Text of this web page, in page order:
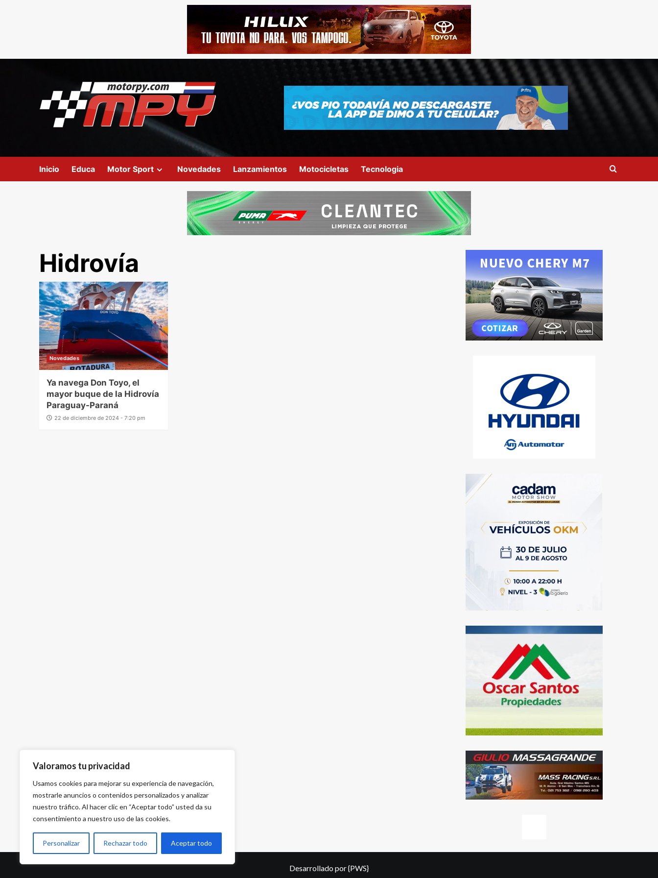
Valoramos tu privacidad
Usamos cookies para mejorar su experiencia de navegación,
mostrarle anuncios o contenidos personalizados y analizar
nuestro tráfico. Al hacer clic en “Aceptar todo” usted da su
consentimiento a nuestro uso de las cookies.
Personalizar Rechazar todo Aceptar todo
Inicio Educa Motor Sport Novedades Lanzamientos Motocicletas Tecnologia
Hidrovía
Novedades
Ya navega Don Toyo, el
mayor buque de la Hidrovía
Paraguay-Paraná
22 de diciembre de 2024 - 7:20 pm
Desarrollado por{PWS}